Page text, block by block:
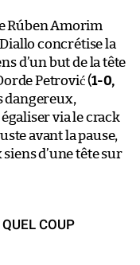
Rúben Amorim
concrétise la
d’un but de la tête
Petrović (1-0,
dangereux,
via le crack
avant la pause,
d’une tête sur
COUP